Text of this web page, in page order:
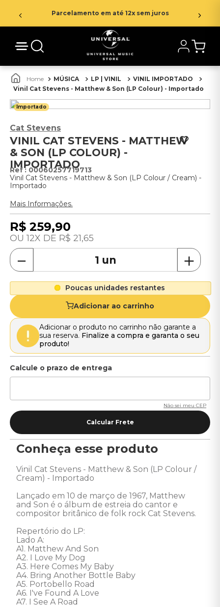
Parcelamento em até 12x sem juros
MÚSICA LP | VINIL
VINIL IMPORTADO
Vinil Cat Stevens - Matthew & Son (LP Colour) - Importado
Importado
Cat Stevens
VINIL CAT STEVENS - MATTHEW
& SON (LP COLOUR) -
IMPORTADO
: 00060257719713
Vinil Cat Stevens - Matthew & Son (LP Colour / Cream) -
Importado
Mais Informações.
R$ 259,90
12 R$ 21,65
＋
－
Poucas unidades restantes
Adicionar ao carrinho
Adicionar o produto no carrinho não garante a
sua reserva. Finalize a compra e garanta o seu
produto!
Não sei meu CEP
Conheça esse produto
Vinil Cat Stevens - Matthew & Son (LP Colour /
Cream) - Importado
Lançado em 10 de março de 1967, Matthew
and Son é o álbum de estreia do cantor e
compositor britânico de folk rock Cat Stevens.
Repertório do LP:
Lado A:
A1. Matthew And Son
A2. I Love My Dog
A3. Here Comes My Baby
A4. Bring Another Bottle Baby
A5. Portobello Road
A6. I've Found A Love
A7. I See A Road